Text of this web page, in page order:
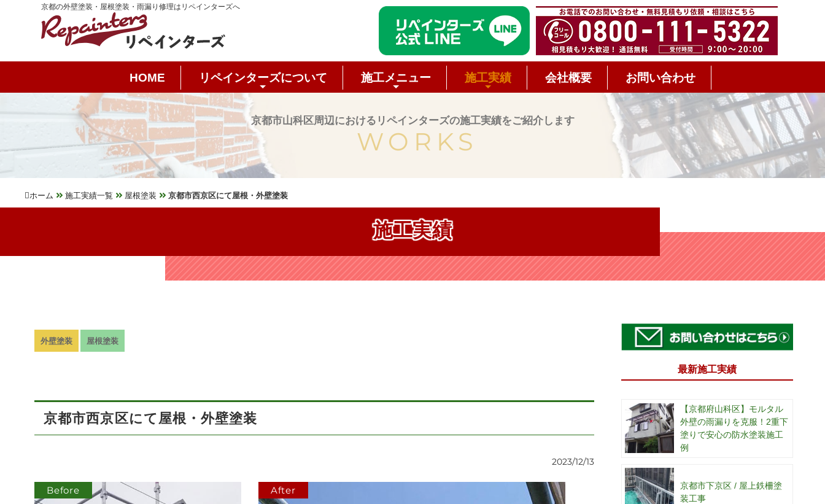
京都の外壁塗装・屋根塗装・雨漏り修理はリペインターズへ
HOME リペインターズについて 施工メニュー 施工実績 会社概要 お問い合わせ
京都市山科区周辺におけるリペインターズの施工実績をご紹介します
WORKS
ホーム 施工実績一覧 屋根塗装 京都市西京区にて屋根・外壁塗装
施工実績
外壁塗装 屋根塗装
京都市西京区にて屋根・外壁塗装
2023/12/13
最新施工実績
【京都府山科区】モルタル
外壁の雨漏りを克服！2重下
塗りで安心の防水塗装施工
例
京都市下京区 / 屋上鉄柵塗
装工事